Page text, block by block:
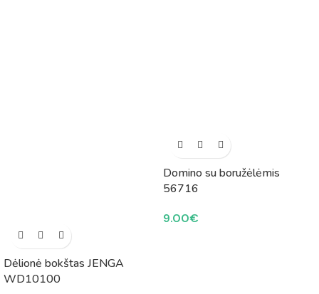
Dėlionė bokštas JENGA
WD10100
Domino su boružėlėmis
56716
9.00€